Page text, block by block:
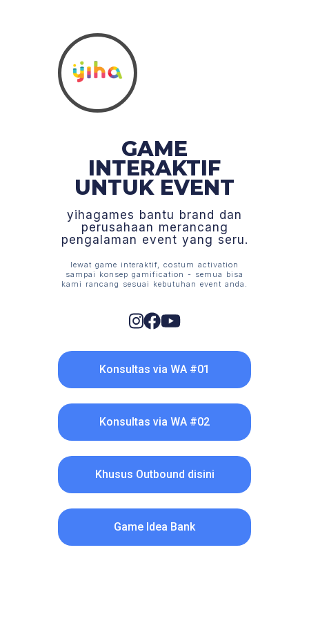
GAME
INTERAKTIF
UNTUK EVENT
yihagames bantu brand dan
perusahaan merancang
pengalaman event yang seru.
lewat game interaktif, costum activation
sampai konsep gamification - semua bisa
kami rancang sesuai kebutuhan event anda.
Konsultas via WA #01
Konsultas via WA #02
Khusus Outbound disini
Game Idea Bank